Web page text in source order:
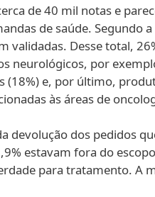
de 40 mil notas e
de saúde.
validadas. Desse total,
neurológicos, por
e, por último,
às áreas de
devolução dos pedidos
estavam fora do
para tratamento.